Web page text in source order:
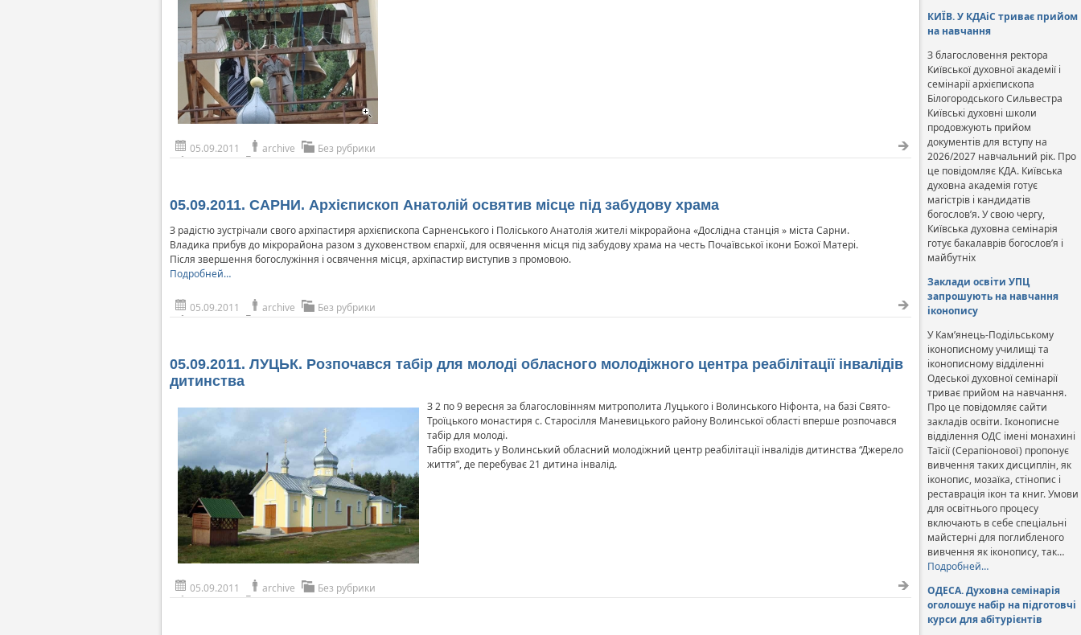
05.09.2011 archive Без рубрики
05.09.2011. САРНИ. Архієпископ Анатолій освятив місце під забудову храма
З радістю зустрічали свого архіпастиря архієпископа Сарненського і Поліського Анатолія жителі мікрорайона «Дослідна станція » міста Сарни.
Владика прибув до мікрорайона разом з духовенством єпархії, для освячення місця під забудову храма на честь Почаївської ікони Божої Матері.
Після звершення богослужіння і освячення місця, архіпастир виступив з промовою.
Подробней…
05.09.2011 archive Без рубрики
05.09.2011. ЛУЦЬК. Розпочався табір для молоді обласного молодіжного центра реабілітації інвалідів
дитинства
З 2 по 9 вересня за благословінням митрополита Луцького і Волинського Ніфонта, на базі Свято-
Троїцького монастиря с. Старосілля Маневицького району Волинської області вперше розпочався
табір для молоді.
Табір входить у Волинський обласний молодіжний центр реабілітації інвалідів дитинства “Джерело
життя”, де перебуває 21 дитина інвалід.
05.09.2011 archive Без рубрики
КИЇВ. У КДАіС триває прийом
на навчання
З благословення ректора
Київської духовної академії і
семінарії архієпископа
Білогородського Сильвестра
Київські духовні школи
продовжують прийом
документів для вступу на
2026/2027 навчальний рік. Про
це повідомляє КДА. Київська
духовна академія готує
магістрів і кандидатів
богослов’я. У свою чергу,
Київська духовна семінарія
готує бакалаврів богослов’я і
майбутніх
Заклади освіти УПЦ
запрошують на навчання
іконопису
У Кам’янець-Подільському
іконописному училищі та
іконописному відділенні
Одеської духовної семінарії
триває прийом на навчання.
Про це повідомляє сайти
закладів освіти. Іконописне
відділення ОДС імені монахині
Таїсії (Серапіонової) пропонує
вивчення таких дисциплін, як
іконопис, мозаїка, стінопис і
реставрація ікон та книг. Умови
для освітнього процесу
включають в себе спеціальні
майстерні для поглибленого
вивчення як іконопису, так…
Подробней…
ОДЕСА. Духовна семінарія
оголошує набір на підготовчі
курси для абітурієнтів